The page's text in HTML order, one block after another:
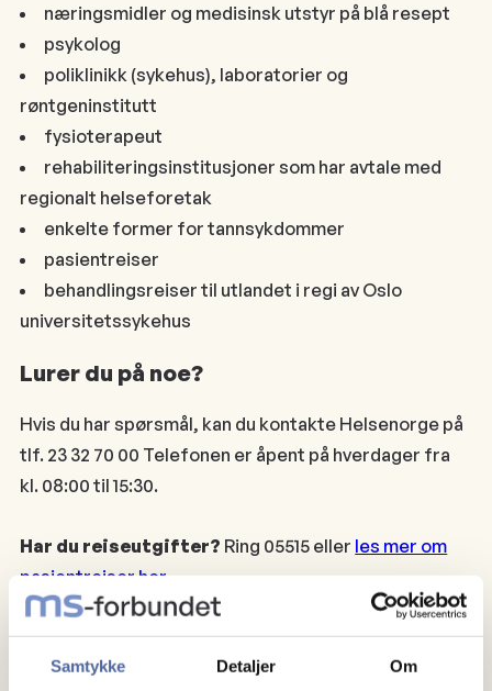
Samtykke Detaljer Om
næringsmidler og medisinsk utstyr på blå resept
psykolog
poliklinikk (sykehus), laboratorier og
røntgeninstitutt
fysioterapeut
rehabiliteringsinstitusjoner som har avtale med
regionalt helseforetak
enkelte former for tannsykdommer
pasientreiser
behandlingsreiser til utlandet i regi av Oslo
universitetssykehus
Lurer du på noe?
Hvis du har spørsmål, kan du kontakte Helsenorge på
tlf. 23 32 70 00 Telefonen er åpent på hverdager fra
kl. 08:00 til 15:30.
Har du reiseutgifter? Ring 05515 eller les mer om
pasientreiser her.
Om fagartikkelen